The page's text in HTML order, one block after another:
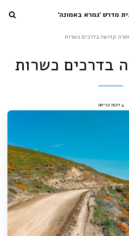
מדרש 'גמרא באמונה'
קדושה בדרכים כשרות
בדרכים כשרות
4 דקות קריאה